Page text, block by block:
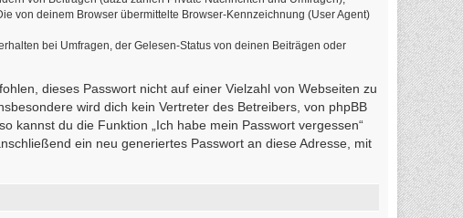
von deinem Browser übermittelte Browser-Kennzeichnung (User Agent)
bei Umfragen, der Gelesen-Status von deinen Beiträgen oder
dieses Passwort nicht auf einer Vielzahl von Webseiten zu
wird dich kein Vertreter des Betreibers, von phpBB
kannst du die Funktion „Ich habe mein Passwort vergessen“
ein neu generiertes Passwort an diese Adresse, mit